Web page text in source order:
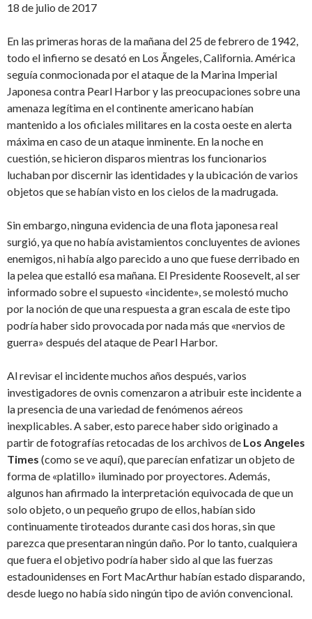
18 de julio de 2017
En las primeras horas de la mañana del 25 de febrero de 1942,
todo el infierno se desató en Los Ãngeles, California. América
seguía conmocionada por el ataque de la Marina Imperial
Japonesa contra Pearl Harbor y las preocupaciones sobre una
amenaza legítima en el continente americano habían
mantenido a los oficiales militares en la costa oeste en alerta
máxima en caso de un ataque inminente. En la noche en
cuestión, se hicieron disparos mientras los funcionarios
luchaban por discernir las identidades y la ubicación de varios
objetos que se habían visto en los cielos de la madrugada.
Sin embargo, ninguna evidencia de una flota japonesa real
surgió, ya que no había avistamientos concluyentes de aviones
enemigos, ni había algo parecido a uno que fuese derribado en
la pelea que estalló esa mañana. El Presidente Roosevelt, al ser
informado sobre el supuesto «incidente», se molestó mucho
por la noción de que una respuesta a gran escala de este tipo
podría haber sido provocada por nada más que «nervios de
guerra» después del ataque de Pearl Harbor.
Al revisar el incidente muchos años después, varios
investigadores de ovnis comenzaron a atribuir este incidente a
la presencia de una variedad de fenómenos aéreos
inexplicables. A saber, esto parece haber sido originado a
partir de fotografías retocadas de los archivos de Los Angeles
Times (como se ve aquí), que parecían enfatizar un objeto de
forma de «platillo» iluminado por proyectores. Además,
algunos han afirmado la interpretación equivocada de que un
solo objeto, o un pequeño grupo de ellos, habían sido
continuamente tiroteados durante casi dos horas, sin que
parezca que presentaran ningún daño. Por lo tanto, cualquiera
que fuera el objetivo podría haber sido al que las fuerzas
estadounidenses en Fort MacArthur habían estado disparando,
desde luego no había sido ningún tipo de avión convencional.